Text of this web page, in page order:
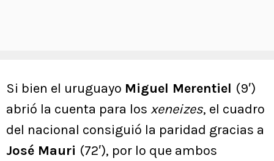
Si bien el uruguayo Miguel Merentiel (9′)
abrió la cuenta para los xeneizes, el cuadro
del nacional consiguió la paridad gracias a
José Mauri (72′), por lo que ambos